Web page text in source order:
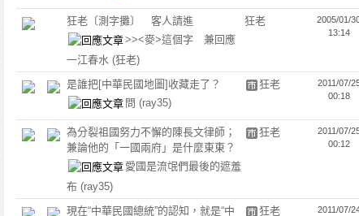
狂老〔測字攤〕 客人請進
>><麥>這個字 兼回應
一江春水 (狂老)
狂老
2005/01/
13:14
是誰把[中華民國地圖]收藏走了？
問 (ray35)
狂老
2011/07/
00:18
為分裂祖國努力不懈的陳長文律師；
兼論他的「一國兩府」是什麼東東？
愛國是流氓們最後的遮羞
布 (ray35)
狂老
2011/07/
00:12
現在“中華民國總統”的認知，就是“中
狂老
2011/07/